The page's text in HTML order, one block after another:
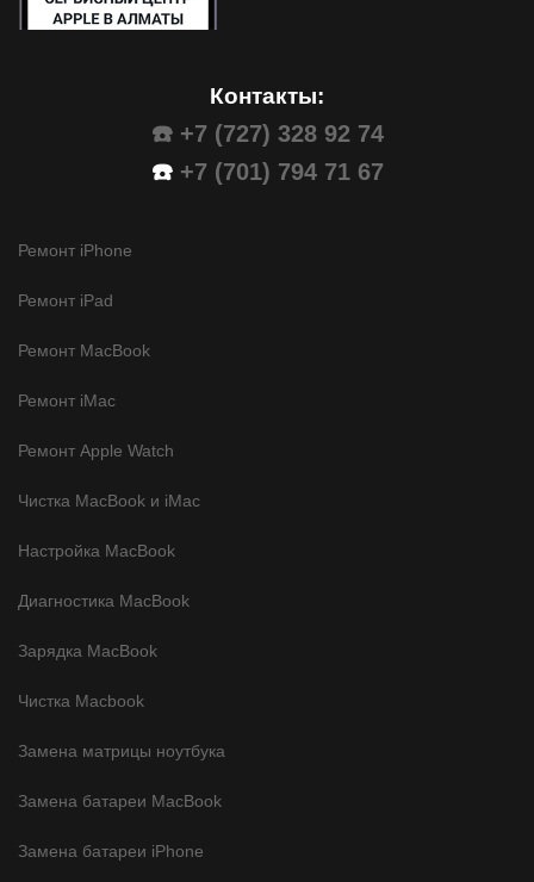
Контакты:
☎️ +7 (727) 328 92 74
☎️ +7 (701) 794 71 67
Ремонт iPhone
Ремонт iPad
Ремонт MacBook
Ремонт iMac
Ремонт Apple Watch
Чистка MacBook и iMac
Настройка MacBook
Диагностика MacBook
Зарядка MacBook
Чистка Macbook
Замена матрицы ноутбука
Замена батареи MacBook
Замена батареи iPhone